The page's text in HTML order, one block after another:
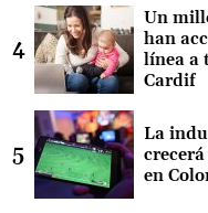
Un
han
línea a
Cardif
La
crecerá
en